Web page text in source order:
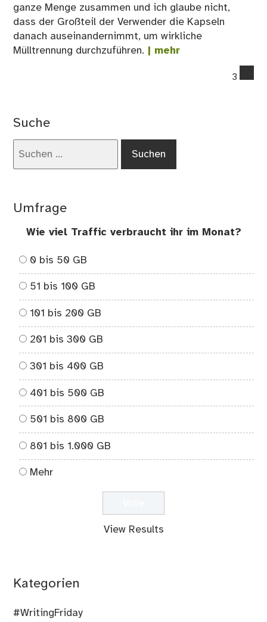
ganze Menge zusammen und ich glaube nicht,
dass der Großteil der Verwender die Kapseln
danach auseinandernimmt, um wirkliche
Mülltrennung durchzuführen. | mehr
3
Suche
Umfrage
Wie viel Traffic verbraucht ihr im Monat?
0 bis 50 GB
51 bis 100 GB
101 bis 200 GB
201 bis 300 GB
301 bis 400 GB
401 bis 500 GB
501 bis 800 GB
801 bis 1.000 GB
Mehr
View Results
Kategorien
#WritingFriday